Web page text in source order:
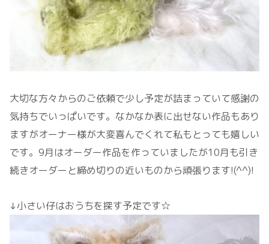
大切な方々からのご依頼で少し予定が詰まっていて感謝の
気持ちでいっぱいです。なかなか表に出せない作品もあり
ますがオーナー様が大変喜んでくれて私もとっても嬉しい
です。9月はオーダー作品を作っていましたが10月も引き
続きオーダーと締め切りの近いものから頑張ります!(^^)!
↓小さい仔はおうちを探す予定です☆